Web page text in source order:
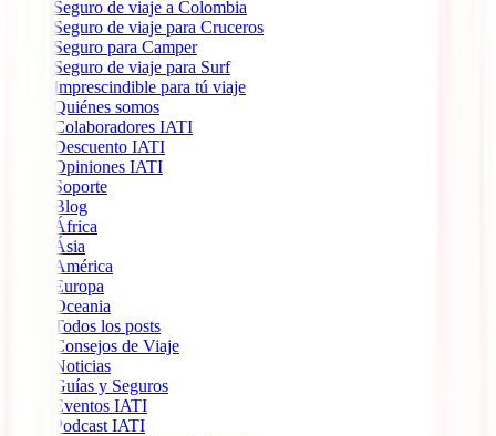
Seguro de viaje a Colombia
Seguro de viaje para Cruceros
Seguro para Camper
Seguro de viaje para Surf
Imprescindible para tú viaje
Quiénes somos
Colaboradores IATI
Descuento IATI
Opiniones IATI
Soporte
Blog
África
Ásia
América
Europa
Oceania
Todos los posts
Consejos de Viaje
Noticias
Guías y Seguros
Eventos IATI
Podcast IATI